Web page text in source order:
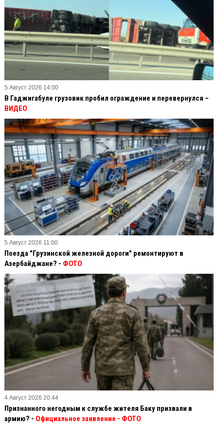
5 Август 2026 14:00
В Гаджигабуле грузовик пробил ограждение и перевернулся –
ВИДЕО
5 Август 2026 11:00
Поезда "Грузинской железной дороги" ремонтируют в
Азербайджане? - ФОТО
4 Август 2026 20:44
Признанного негодным к службе жителя Баку призвали в
армию? - Официальное заявление - ФОТО